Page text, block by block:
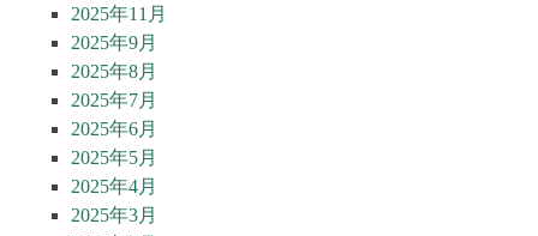
2025年11月
2025年9月
2025年8月
2025年7月
2025年6月
2025年5月
2025年4月
2025年3月